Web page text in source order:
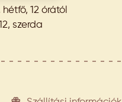
12 órától
szerda